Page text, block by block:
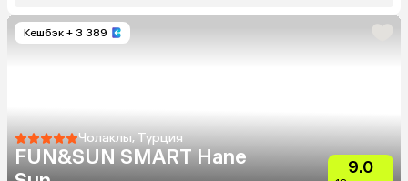
Кешбэк + 3 389
Чолаклы, Турция
FUN&SUN SMART Hane
9.0